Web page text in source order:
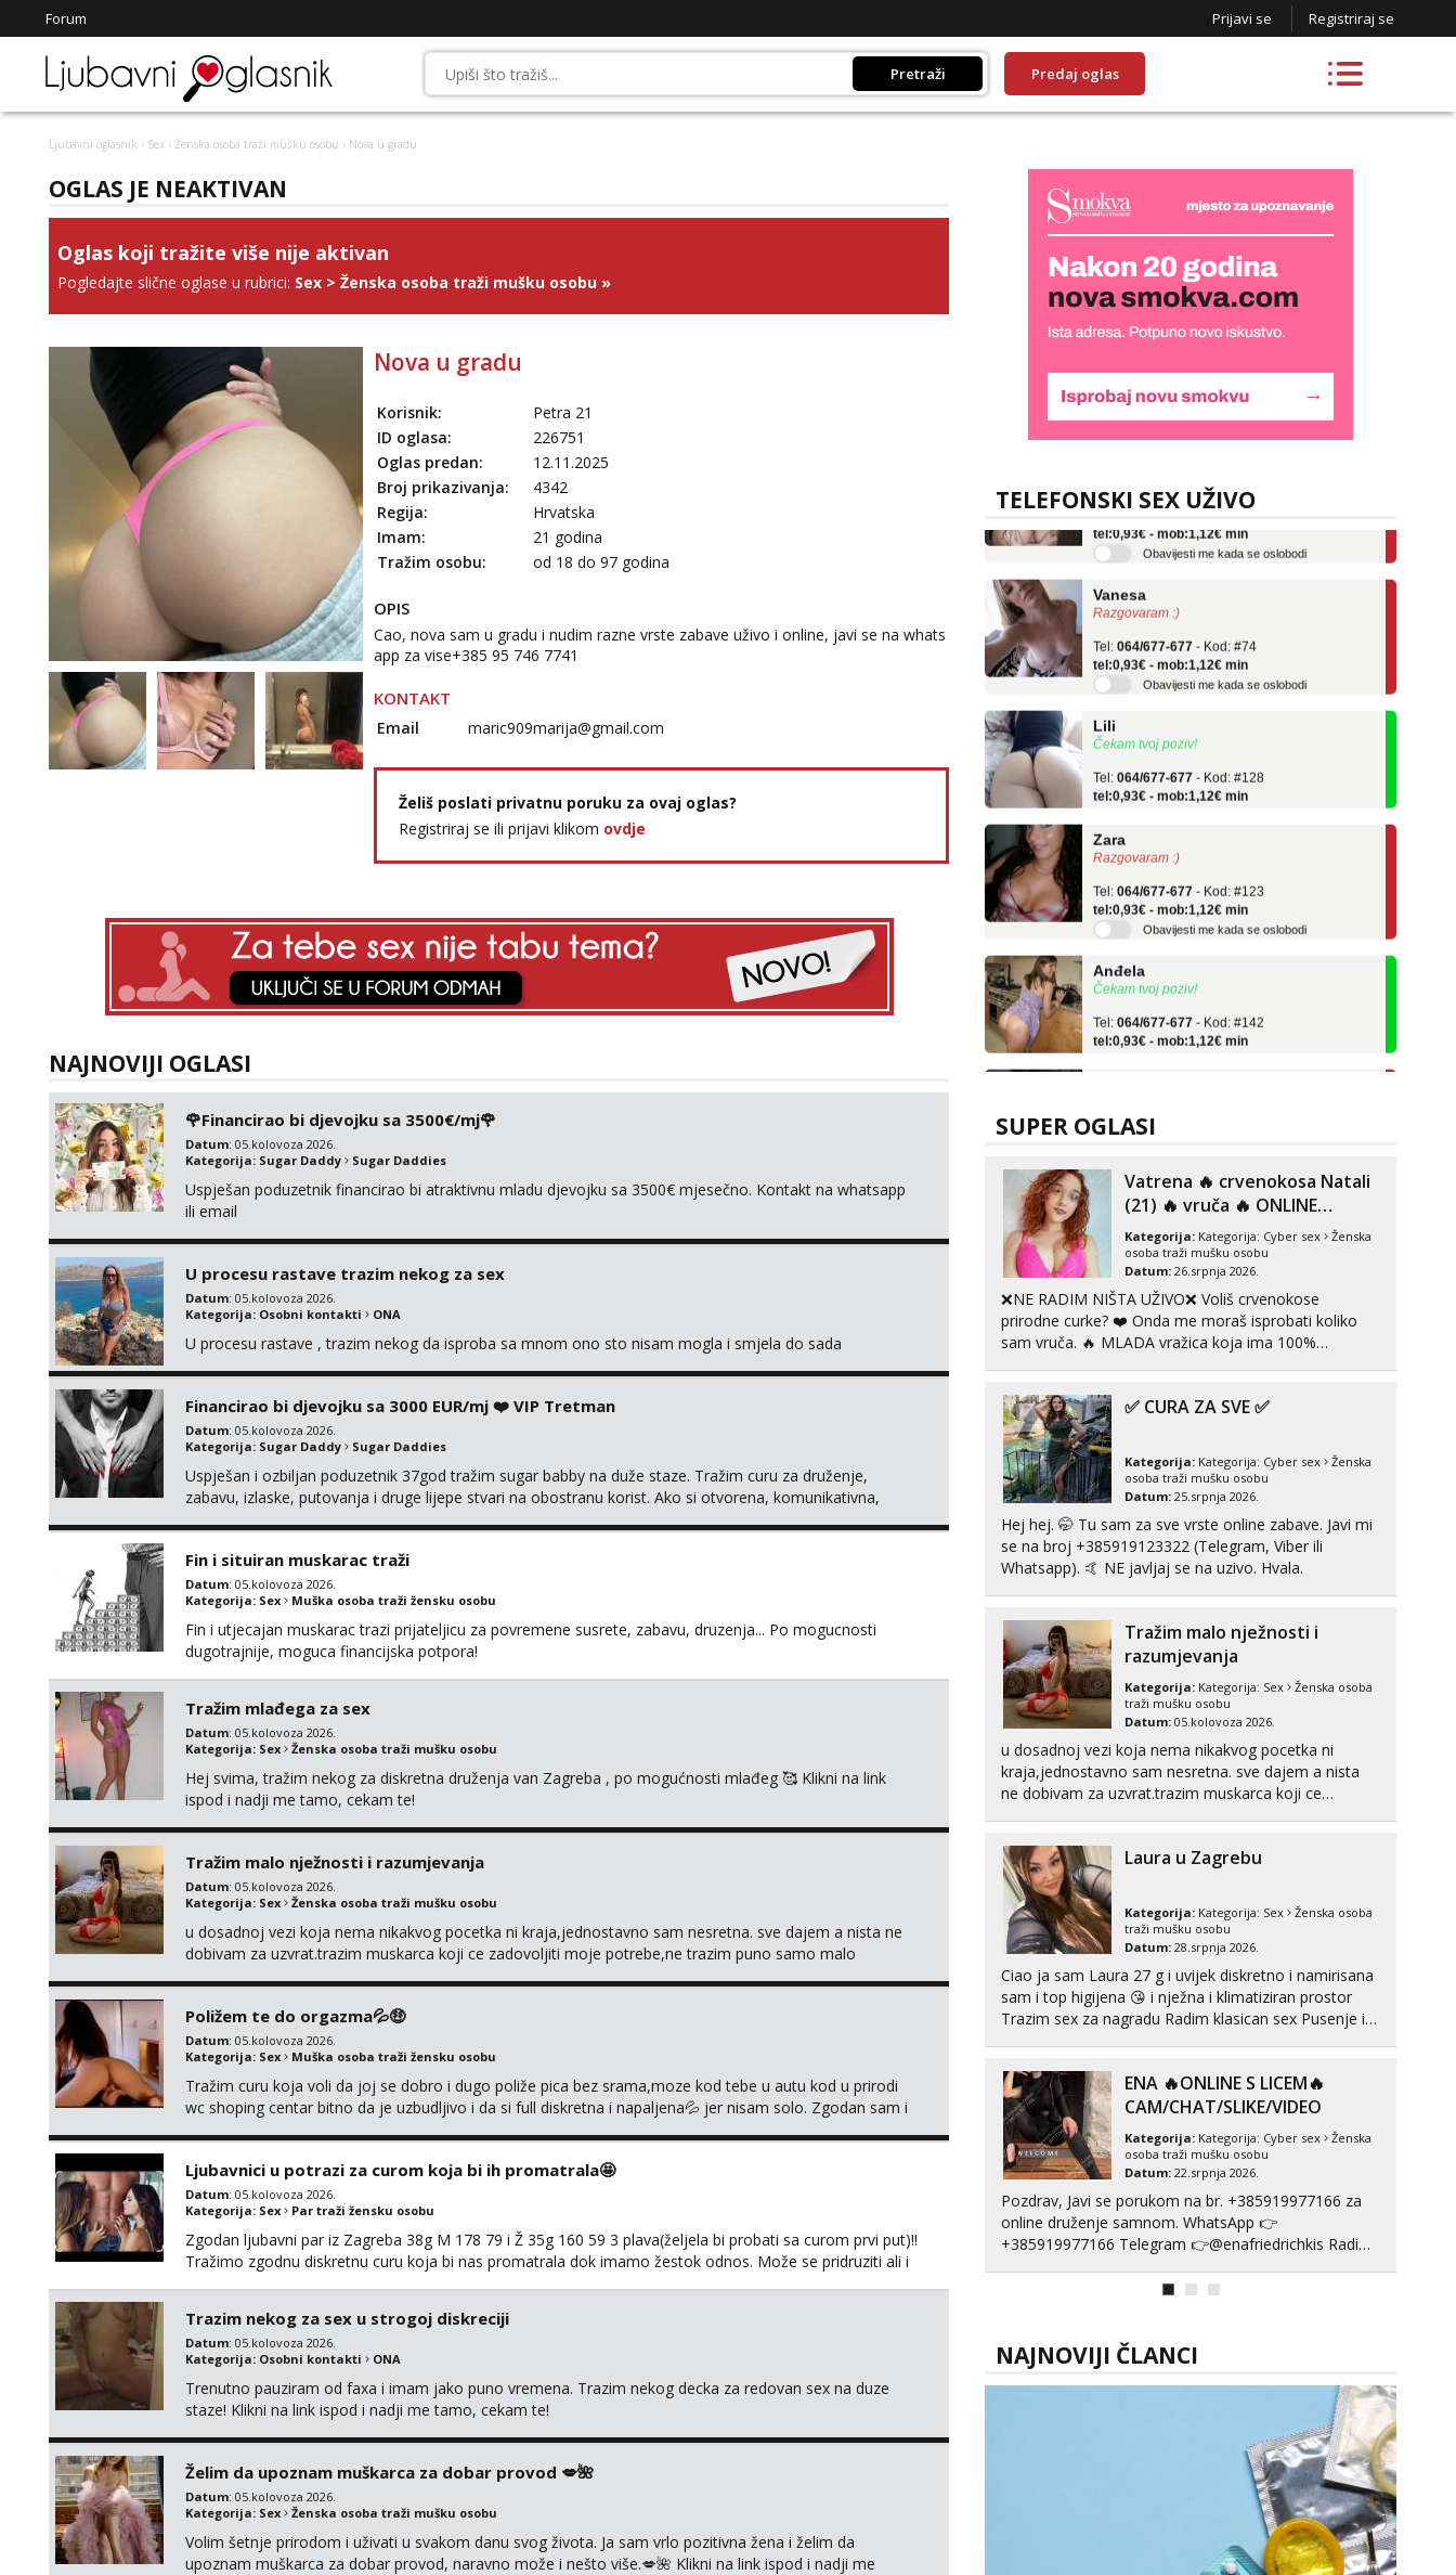
Forum Prijavi se Registriraj se
Pretraži Predaj oglas
Ljubavni oglasnik › Sex › Ženska osoba traži mušku osobu › Nova u gradu
OGLAS JE NEAKTIVAN
Oglas koji tražite više nije aktivan
Pogledajte slične oglase u rubrici: Sex > Ženska osoba traži mušku osobu »
Nova u gradu
Korisnik:
Petra 21
ID oglasa:
226751
Oglas predan:
12.11.2025
Broj prikazivanja:
4342
Regija:
Hrvatska
Imam:
21 godina
Tražim osobu:
od 18 do 97 godina
OPIS
Cao, nova sam u gradu i nudim razne vrste zabave uživo i online, javi se na whats
app za vise+385 95 746 7741
KONTAKT
Email maric909marija@gmail.com
Želiš poslati privatnu poruku za ovaj oglas?
Registriraj se ili prijavi klikom ovdje
NAJNOVIJI OGLASI
🌹Financirao bi djevojku sa 3500€/mj🌹
Datum: 05.kolovoza 2026.
Kategorija: Sugar Daddy Sugar Daddies
Uspješan poduzetnik financirao bi atraktivnu mladu djevojku sa 3500€ mjesečno. Kontakt na whatsapp
ili email
U procesu rastave trazim nekog za sex
Datum: 05.kolovoza 2026.
Kategorija: Osobni kontakti ONA
U procesu rastave , trazim nekog da isproba sa mnom ono sto nisam mogla i smjela do sada
Financirao bi djevojku sa 3000 EUR/mj ❤️ VIP Tretman
Datum: 05.kolovoza 2026.
Kategorija: Sugar Daddy Sugar Daddies
Uspješan i ozbiljan poduzetnik 37god tražim sugar babby na duže staze. Tražim curu za druženje,
zabavu, izlaske, putovanja i druge lijepe stvari na obostranu korist. Ako si otvorena, komunikativna,
Fin i situiran muskarac traži
Datum: 05.kolovoza 2026.
Kategorija: Sex Muška osoba traži žensku osobu
Fin i utjecajan muskarac trazi prijateljicu za povremene susrete, zabavu, druzenja... Po mogucnosti
dugotrajnije, moguca financijska potpora!
Tražim mlađega za sex
Datum: 05.kolovoza 2026.
Kategorija: Sex Ženska osoba traži mušku osobu
Hej svima, tražim nekog za diskretna druženja van Zagreba , po mogućnosti mlađeg 🥰 Klikni na link
ispod i nadji me tamo, cekam te!
Tražim malo nježnosti i razumjevanja
Datum: 05.kolovoza 2026.
Kategorija: Sex Ženska osoba traži mušku osobu
u dosadnoj vezi koja nema nikakvog pocetka ni kraja,jednostavno sam nesretna. sve dajem a nista ne
dobivam za uzvrat.trazim muskarca koji ce zadovoljiti moje potrebe,ne trazim puno samo malo
Poližem te do orgazma💦🤑
Datum: 05.kolovoza 2026.
Kategorija: Sex Muška osoba traži žensku osobu
Tražim curu koja voli da joj se dobro i dugo poliže pica bez srama,moze kod tebe u autu kod u prirodi
wc shoping centar bitno da je uzbudljivo i da si full diskretna i napaljena💦 jer nisam solo. Zgodan sam i
Ljubavnici u potrazi za curom koja bi ih promatrala🤩
Datum: 05.kolovoza 2026.
Kategorija: Sex Par traži žensku osobu
Zgodan ljubavni par iz Zagreba 38g M 178 79 i Ž 35g 160 59 3 plava(željela bi probati sa curom prvi put)!!
Tražimo zgodnu diskretnu curu koja bi nas promatrala dok imamo žestok odnos. Može se pridruziti ali i
Trazim nekog za sex u strogoj diskreciji
Datum: 05.kolovoza 2026.
Kategorija: Osobni kontakti ONA
Trenutno pauziram od faxa i imam jako puno vremena. Trazim nekog decka za redovan sex na duze
staze! Klikni na link ispod i nadji me tamo, cekam te!
Želim da upoznam muškarca za dobar provod 💋🌺
Datum: 05.kolovoza 2026.
Kategorija: Sex Ženska osoba traži mušku osobu
Volim šetnje prirodom i uživati u svakom danu svog života. Ja sam vrlo pozitivna žena i želim da
upoznam muškarca za dobar provod, naravno može i nešto više.💋🌺 Klikni na link ispod i nadji me
TELEFONSKI SEX UŽIVO
Alisa
Tel:064/677-677 - Kod: #106
tel:0,93€ - mob:1,12€ min
Obavijesti me kada se oslobodi
Razgovaram :)
064/677-677
tel:0,93€ - mob:1,12€ min
Obavijesti me kada se oslobodi
Čekam tvoj poziv!
064/677-677
tel:0,93€ - mob:1,12€ min
Razgovaram :)
064/677-677
tel:0,93€ - mob:1,12€ min
Obavijesti me kada se oslobodi
Čekam tvoj poziv!
064/677-677
tel:0,93€ - mob:1,12€ min
tel:0,93€ - mob:1,12€ min
Vanesa
Razgovaram :)
Tel: 064/677-677- Kod: #74
Obavijesti me kada se oslobodi
Lili
Čekam tvoj poziv!
Tel:064/677-677- Kod: #128
tel:0,93€ - mob:1,12€ min
Zara
Razgovaram :)
Tel: 064/677-677
- Kod: #123
tel:0,93€ - mob:1,12€ min
Obavijesti me kada se oslobodi
Anđela
Tel:
tel:0,93€ - mob:1,12€ min
SUPER OGLASI
Vatrena ‎️‍🔥 crvenokosa Natali
(21) ‎️‍🔥 vruča‎ ️‍🔥 ONLINE
ZABAVA
Kategorija: Kategorija: Cyber sex
Ženska
osoba traži mušku osobu
Datum: 26.srpnja 2026.
❌NE RADIM NIŠTA UŽIVO❌ Voliš crvenokose
prirodne curke? ❤️ Onda me moraš isprobati koliko
sam vruča.‎ ️‍🔥 MLADA vražica koja ima 100%
možeš pranaći nešto po svojoj mjeri. Sexi videa s
kolegica...
✅ CURA ZA SVE ✅
Kategorija: Kategorija: Cyber sex
Ženska
osoba traži mušku osobu
Datum: 25.srpnja 2026.
Hej hej. 🤭 Tu sam za sve vrste online zabave. Javi mi
se na broj +385919123322 (Telegram, Viber ili
Whatsapp). 🤙 NE javljaj se na uzivo. Hvala.
Tražim malo nježnosti i
razumjevanja
Kategorija: Kategorija: Sex
Ženska osoba
traži mušku osobu
Datum: 05.kolovoza 2026.
u dosadnoj vezi koja nema nikakvog pocetka ni
kraja,jednostavno sam nesretna. sve dajem a nista
ne dobivam za uzvrat.trazim muskarca koji ce
poljupce po tijelu koji me jako pale,obozavam kad
muskar...
Laura u Zagrebu
Kategorija: Kategorija: Sex
Ženska osoba
traži mušku osobu
Datum: 28.srpnja 2026.
Ciao ja sam Laura 27 g i uvijek diskretno i namirisana
sam i top higijena 😘 i nježna i klimatiziran prostor
Trazim sex za nagradu Radim klasican sex Pusenje i
neljubim se Wha...ENA 🔥ONLINE S LICEM🔥
CAM/CHAT/SLIKE/VIDEO
Kategorija: Kategorija: Cyber sex
Ženska
osoba traži mušku osobu
Datum: 22.srpnja 2026.
Pozdrav, Javi se porukom na br. +385919977166 za
online druženje samnom. WhatsApp 👉
+385919977166 Telegram 👉@enafriedrichkis Radim
(Tina&Natali), razne kombinacije halteri, haljine,
NAJNOVIJI ČLANCI